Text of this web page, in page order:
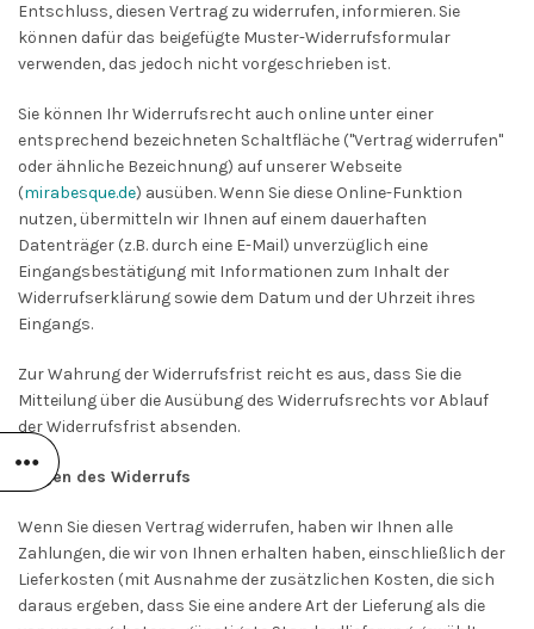
Entschluss, diesen Vertrag zu widerrufen, informieren. Sie
können dafür das beigefügte Muster-Widerrufsformular
verwenden, das jedoch nicht vorgeschrieben ist.
Sie können Ihr Widerrufsrecht auch online unter einer
entsprechend bezeichneten Schaltfläche ("Vertrag widerrufen"
oder ähnliche Bezeichnung) auf unserer Webseite
(mirabesque.de) ausüben. Wenn Sie diese Online-Funktion
nutzen, übermitteln wir Ihnen auf einem dauerhaften
Datenträger (z.B. durch eine E-Mail) unverzüglich eine
Eingangsbestätigung mit Informationen zum Inhalt der
Widerrufserklärung sowie dem Datum und der Uhrzeit ihres
Eingangs.
Zur Wahrung der Widerrufsfrist reicht es aus, dass Sie die
Mitteilung über die Ausübung des Widerrufsrechts vor Ablauf
der Widerrufsfrist absenden.
Folgen des Widerrufs
Wenn Sie diesen Vertrag widerrufen, haben wir Ihnen alle
Zahlungen, die wir von Ihnen erhalten haben, einschließlich der
Lieferkosten (mit Ausnahme der zusätzlichen Kosten, die sich
daraus ergeben, dass Sie eine andere Art der Lieferung als die